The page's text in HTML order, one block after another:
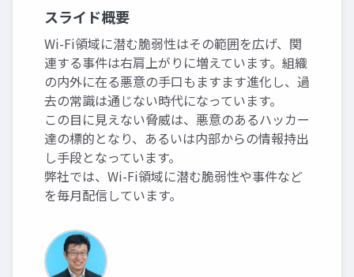
スライド概要
Wi-Fi領域に潜む脆弱性はその範囲を広げ、関
連する事件は右肩上がりに増えています。組織
の内外に在る悪意の手口もますます進化し、過
去の常識は通じない時代になっています。
この目に見えない脅威は、悪意のあるハッカー
達の標的となり、あるいは内部からの情報持出
し手段となっています。
弊社では、Wi-Fi領域に潜む脆弱性や事件など
を毎月配信しています。